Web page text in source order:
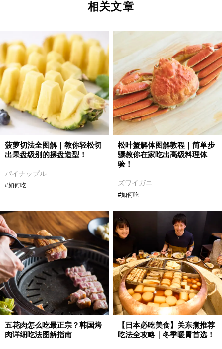
相关文章
菠萝切法全图解｜教你轻松切
出果盘级别的摆盘造型！
パイナップル
#如何吃
松叶蟹解体图解教程｜简单步
骤教你在家吃出高级料理体
验！
ズワイガニ
#如何吃
五花肉怎么吃最正宗？韩国烤
肉详细吃法图解指南
【日本必吃美食】关东煮推荐
吃法全攻略｜冬季暖胃首选！